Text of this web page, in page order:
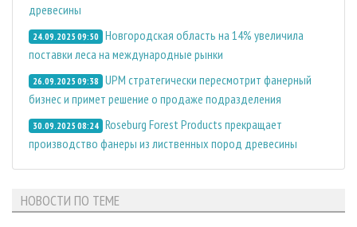
древесины
24.09.2025 09:50 Новгородская область на 14% увеличила
поставки леса на международные рынки
26.09.2025 09:38 UPM стратегически пересмотрит фанерный
бизнес и примет решение о продаже подразделения
30.09.2025 08:24 Roseburg Forest Products прекращает
производство фанеры из лиственных пород древесины
НОВОСТИ ПО ТЕМЕ